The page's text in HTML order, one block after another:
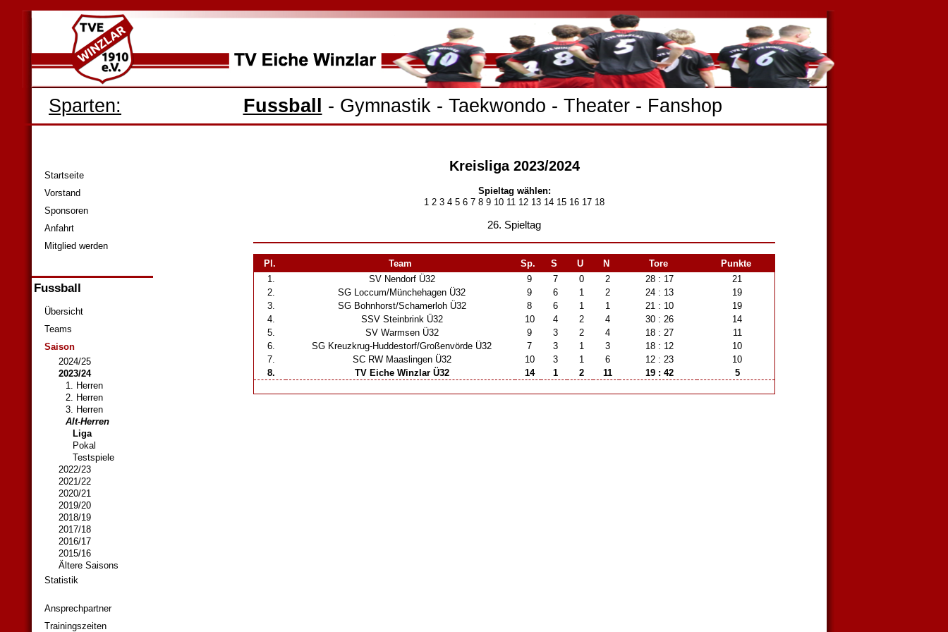
Sparten: Fussball - Gymnastik- Taekwondo - Theater- Fanshop
Startseite
Vorstand
Sponsoren
Anfahrt
Mitglied werden
Fussball
Übersicht
Teams
Saison
2024/25
2023/24
1. Herren
2. Herren
3. Herren
Alt-Herren
Liga
Pokal
Testspiele
2022/23
2021/22
2020/21
2019/20
2018/19
2017/18
2016/17
2015/16
Ältere Saisons
Statistik
Ansprechpartner
Trainingszeiten
Kreisliga 2023/2024
Spieltag wählen:
1 2 3 4 5 6 7 8 9 10 11 12 13 14 15 16 17 18
26. Spieltag
Pl. Team Sp. S U N Tore
Punkte
1.
SV Nendorf Ü32 9 7 0 2 28 : 17
21
2.
SG Loccum/​Münchehagen Ü32 9 6 1 2 24 : 13
19
3.
SG Bohnhorst/​Schamerloh Ü32 8 6 1 1 21 : 10
19
4.
SSV Steinbrink Ü32 10 4 2 4 30 : 26
14
5.
SV Warmsen Ü32 9 3 2 4 18 : 27
11
6.
SG Kreuzkrug-Huddestorf/​Großenvörde Ü32 7 3 1 3 18 : 12
10
7.
SC RW Maaslingen Ü32 10 3 1 6 12 : 23
10
8.
TV Eiche Winzlar Ü32 14 1 2 11 19 : 42 5